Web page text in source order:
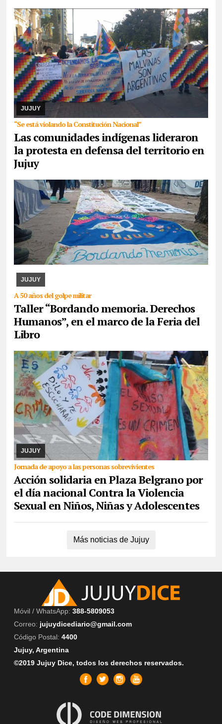
JUJUY
“Se está violando la Constitución Nacional”
Las comunidades indígenas lideraron
la protesta en defensa del territorio en
Jujuy
07/08/2026 Reunidos por el rechazo a “la venta de la
Pachamama”, manifestantes de todos los sectores sociales de la
provincia confluyeron en San Salvador para r ...
JUJUY
A 50 años del golpe militar
Taller “Bordando memoria. Derechos
Humanos”, en el marco de la Feria del
Libro
07/08/2026 La actividad se desarrollará esta tarde en CAJA. Se
además, quienes participen pod ...
JUJUY
Jornada de apoyo a las personas sobrevivientes
Acción solidaria en Plaza Belgrano por
el día nacional Contra la Violencia
Sexual en Niños, Niñas y Adolescentes
07/08/2026
La actividad se desarrollará este domingo desde las
17. Piden la donación de juguetes, libros que serán entregados a
un comedor comunitario. También ...
Más noticias de Jujuy
Móvil / WhatsApp: 388-5809053
Correo: jujuydicediario@gmail.com
Código Postal: 4400
Jujuy, Argentina
©2019 Jujuy Dice, todos los derechos reservados.